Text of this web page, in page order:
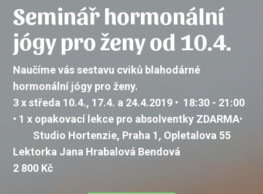
Seminář hormonální
jógy pro ženy od 10.4.
Naučíme vás sestavu cviků blahodárné
hormonální jógy pro ženy.
3 x středa 10.4., 17.4. a 24.4.2019 • 18:30 - 21:00
• 1 x opakovací lekce pro absolventky ZDARMA•
Studio Hortenzie, Praha 1, Opletalova 55
Lektorka Jana Hrabalová Bendová
2 800 Kč